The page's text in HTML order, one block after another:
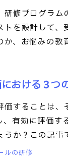
研修プログラ
トを設計して、
か、お悩みの教
おける３つ
価することは、
、有効に評価す
うか？この記
ルの研修